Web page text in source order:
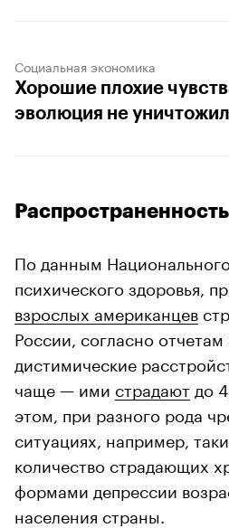
Социальная экономика
Хорошие плохие
эволюция не
По данным
психического здоровья,
взрослых американцев
России, согласно
дистимические
чаще — ими страдают до
этом, при разного рода
ситуациях, например,
количество страдающих
формами депрессии
населения страны.